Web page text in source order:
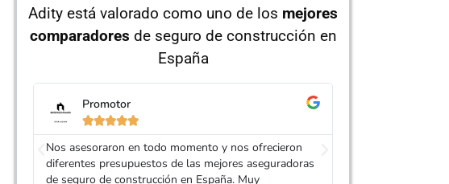
Adity está valorado como uno de los mejores
comparadores de seguro de construcción en
España
Promotor

Son profesionales y agradables. Siempre contratamos
los seguros con ellos. Muy recomendable.